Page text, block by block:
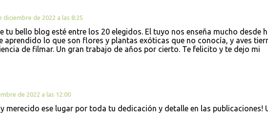
diciembre de 2022 a las 8:25
tu bello blog esté entre los 20 elegidos. El tuyo nos enseña mucho desde
aprendido lo que son flores y plantas exóticas que no conocía, y aves
de filmar. Un gran trabajo de años por cierto. Te felicito y te dejo mi
de 2022 a las 12:00
merecido ese lugar por toda tu dedicación y detalle en las publicaciones!